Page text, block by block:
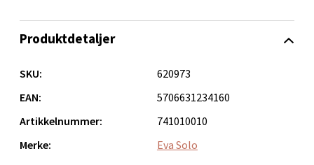
ompotting, noe som gjør oppsettet raskt og enkelt.
at den tåler å stå ute hele året, uansett klima eller
Enten du vil skape en grønn oase på balkongen eller
dyrke egne urter på terrassen, gir Simply Grow
Produktdetaljer
SKU:
620973
EAN:
5706631234160
Artikkelnummer:
741010010
Merke:
Eva Solo
Aunasenteret, Sunndalsvegen 3, 7340 Oppdal